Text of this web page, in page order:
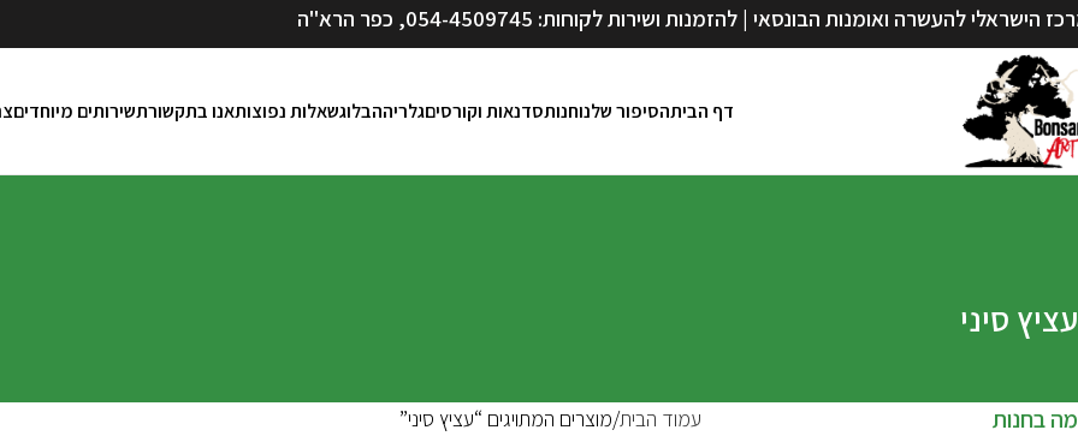
הישראלי להעשרה ואומנות הבונסאי | להזמנות ושירות לקוחות: 054-4509745, כפר הרא"ה
דף הביתהסיפור שלנוחנותסדנאות וקורסיםגלריההבלוגשאלות נפוצותאנו בתקשורתשירותים מיוחדים
עציץ סיני
מה בחנות עמוד הבית מוצרים המתויגים “עציץ סיני”